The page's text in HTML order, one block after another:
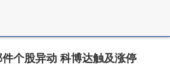
个股异动 科博达触及涨停